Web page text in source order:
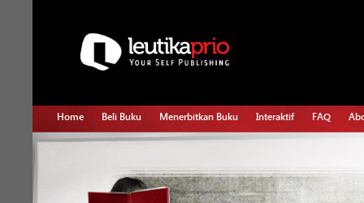
Home Beli Buku Menerbitkan Buku Interaktif FAQ